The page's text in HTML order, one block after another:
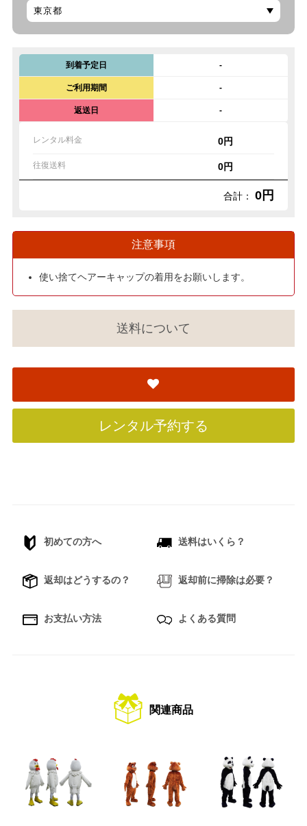
到着予定日 -
ご利用期間 -
返送日 -
レンタル料金 0円
往復送料 0円
合計： 0円
注意事項
使い捨てヘアーキャップの着用をお願いします。
送料について
レンタル予約する
初めての方へ 送料はいくら？
返却はどうするの？ 返却前に掃除は必要？
お支払い方法 よくある質問
関連商品